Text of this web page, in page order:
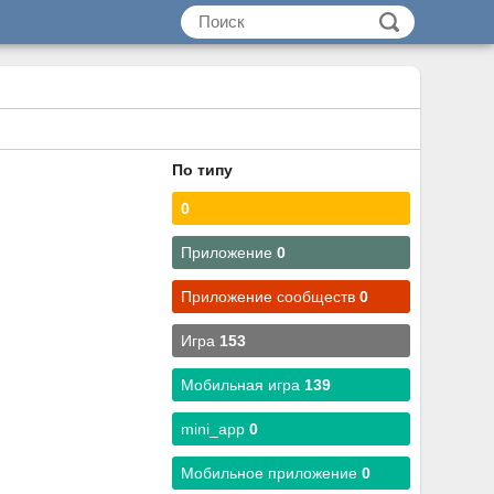
По типу
0
Приложение0
Приложение сообществ0
Игра 153
Мобильная игра 139
mini_app0
Мобильное приложение0